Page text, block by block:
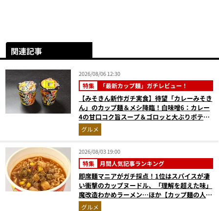
関連記事
2026/08/06 12:30
特集 「最新カップ麺」ガチレビュー！
【みそきん新作ガチ実食】待望「カレーみそき
ん」のカップ麺＆メシ降臨！白味噌6：カレー
4の甘口コク旨スープ＆ゴロッと大ぶりポテト
に歓喜
グルメ
2026/08/03 19:00
特集 月間人気記事ランキング
即席麺マニアがガチ採点！1位はスパイスが凄
い衝撃のカップヌードル、「理解を超えた味」
魔改造わかめラーメン…ほか【カップ麺の人気
記事ランキングベスト3】（2026年6月版）
グルメ